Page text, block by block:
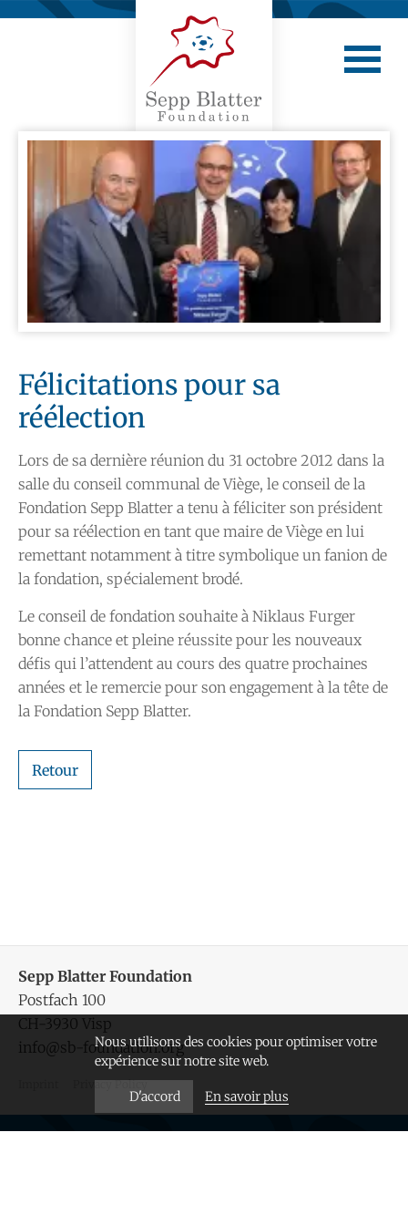
Félicitations pour sa
réélection
Lors de sa dernière réunion du 31 octobre 2012 dans la
salle du conseil communal de Viège, le conseil de la
Fondation Sepp Blatter a tenu à féliciter son président
pour sa réélection en tant que maire de Viège en lui
remettant notamment à titre symbolique un fanion de
la fondation, spécialement brodé.
Le conseil de fondation souhaite à Niklaus Furger
bonne chance et pleine réussite pour les nouveaux
défis qui l’attendent au cours des quatre prochaines
années et le remercie pour son engagement à la tête de
la Fondation Sepp Blatter.
Retour
Sepp Blatter Foundation
Postfach 100
CH-3930 Visp
info@sb-foundation.org
Privacy Policy
Nous utilisons des cookies pour optimiser votre
expérience sur notre site web.
D'accord En savoir plus